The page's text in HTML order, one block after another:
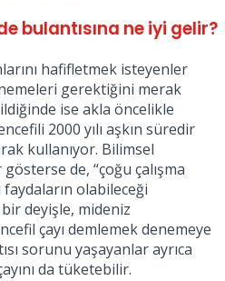
bulantısına ne iyi gelir?
hafifletmek isteyenler
gerektiğini merak
ise akla öncelikle
2000 yılı aşkın süredir
kullanıyor. Bilimsel
de, “çoğu çalışma
faydaların olabileceği
deyişle, mideniz
çayı demlemek denemeye
sorunu yaşayanlar ayrıca
da tüketebilir.